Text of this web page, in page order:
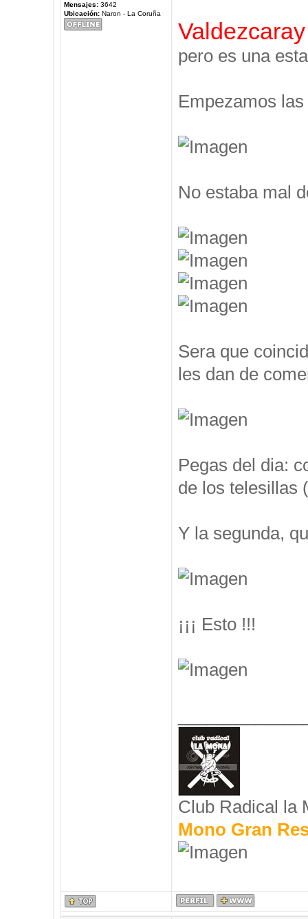
Mensajes:3642
Ubicación:Naron - La Coruña
Valdezcaray
pero es una
Empezamos
No estaba mal
Sera que
les dan de
Pegas del dia:
de los telesillas
Y la segunda,
¡¡¡ Esto !!!
Club Radical la
Mono Gran